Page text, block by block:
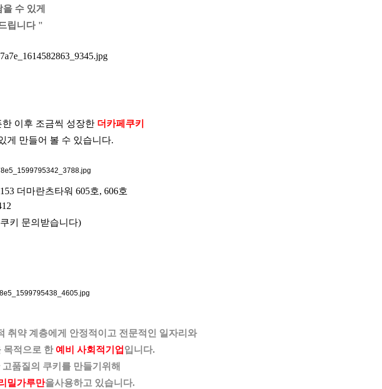
수 있게
립니다 "
이후 조금씩 성장한 더카페쿠키
게 만들어 볼 수 있습니다.
더마란츠타워 605호, 606호
키 문의받습니다)
취약 계층에게 안정적이고 전문적인 일자리와
목적으로 한 예비 사회적기업 입니다.
품질의 쿠키를 만들기위해
밀가루만을사용하고 있습니다.